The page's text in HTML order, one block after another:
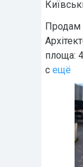
Продам
площа:
с ещё